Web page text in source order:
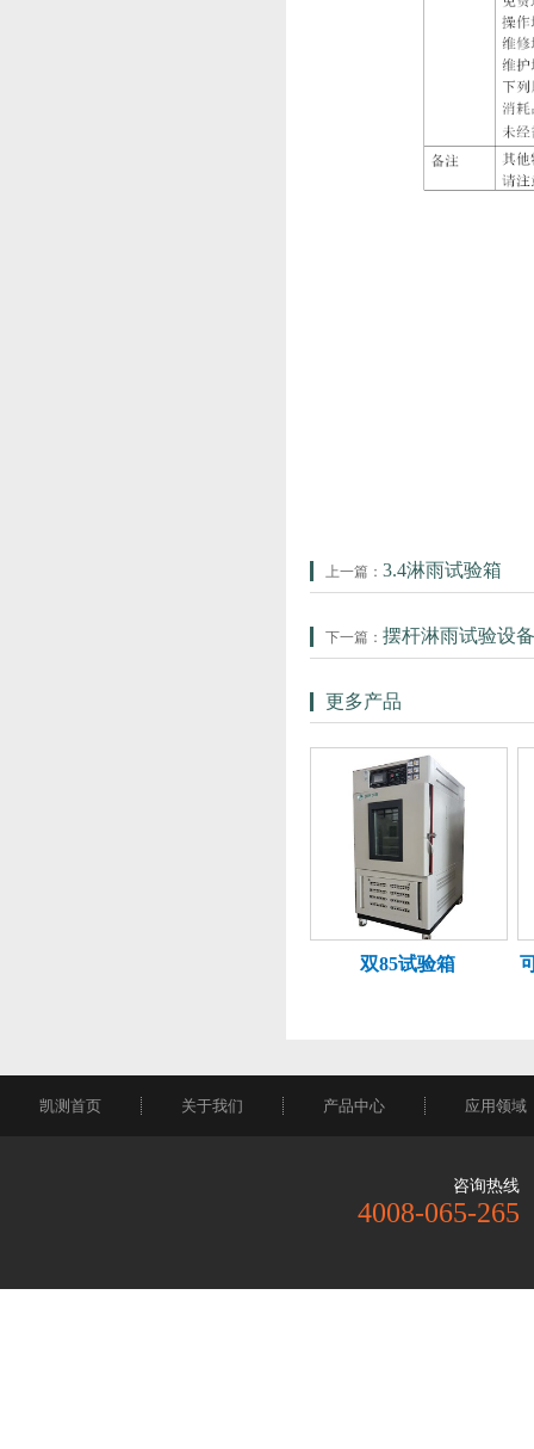
上一篇： 3.4淋雨试验箱
下一篇： 摆杆淋雨试验设备
更多产品
双85试验箱
凯测首页 关于我们 产品中心 应用领域
咨询热线
4008-065-265